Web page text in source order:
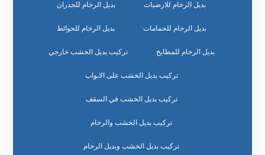
بديل الرخام للارضيات بديل الرخام للجدران
بديل الرخام للحمامات بديل الرخام للحوائط
بديل الرخام للمطابخ تركيب بديل الخشب خارجي
تركيب بديل الخشب على الابواب
تركيب بديل الخشب في السقف
تركيب بديل الخشب والرخام
تركيب بديل الخشب وبديل الرخام